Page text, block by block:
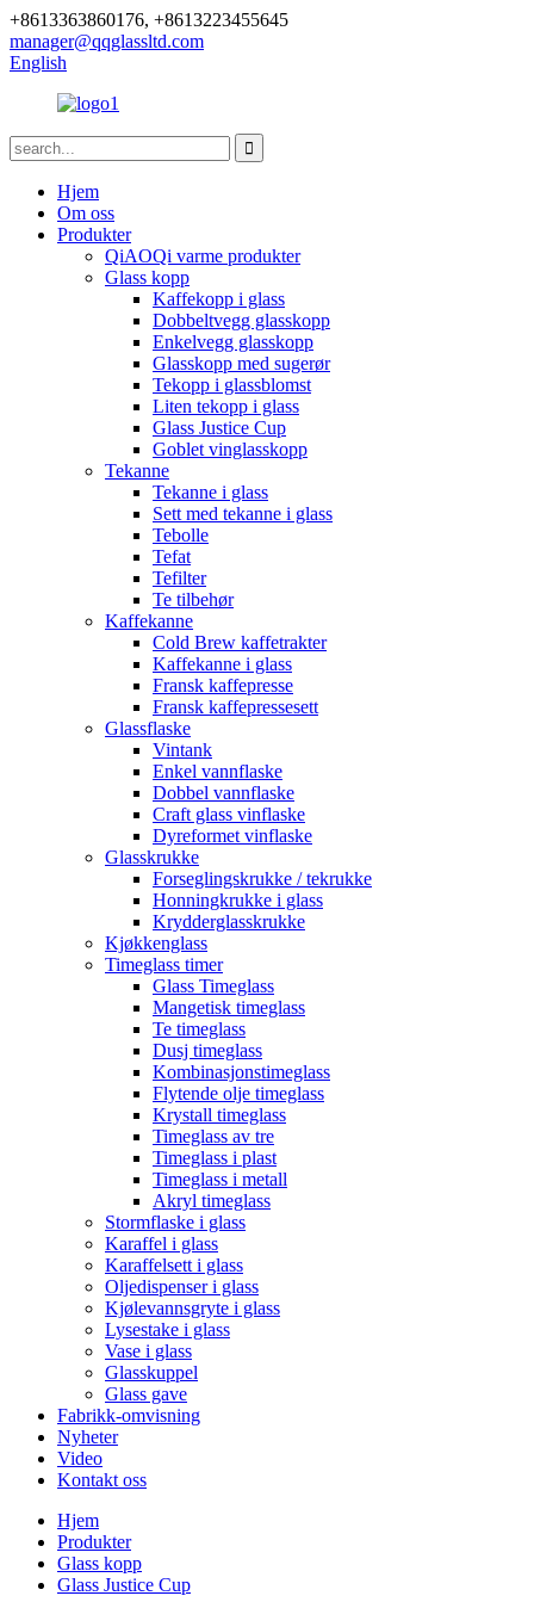
+8613363860176, +8613223455645
manager@qqglassltd.com
English
Hjem
Om oss
Produkter
QiAOQi varme produkter
Glass kopp
Kaffekopp i glass
Dobbeltvegg glasskopp
Enkelvegg glasskopp
Glasskopp med sugerør
Tekopp i glassblomst
Liten tekopp i glass
Glass Justice Cup
Goblet vinglasskopp
Tekanne
Tekanne i glass
Sett med tekanne i glass
Tebolle
Tefat
Tefilter
Te tilbehør
Kaffekanne
Cold Brew kaffetrakter
Kaffekanne i glass
Fransk kaffepresse
Fransk kaffepressesett
Glassflaske
Vintank
Enkel vannflaske
Dobbel vannflaske
Craft glass vinflaske
Dyreformet vinflaske
Glasskrukke
Forseglingskrukke / tekrukke
Honningkrukke i glass
Krydderglasskrukke
Kjøkkenglass
Timeglass timer
Glass Timeglass
Mangetisk timeglass
Te timeglass
Dusj timeglass
Kombinasjonstimeglass
Flytende olje timeglass
Krystall timeglass
Timeglass av tre
Timeglass i plast
Timeglass i metall
Akryl timeglass
Stormflaske i glass
Karaffel i glass
Karaffelsett i glass
Oljedispenser i glass
Kjølevannsgryte i glass
Lysestake i glass
Vase i glass
Glasskuppel
Glass gave
Fabrikk-omvisning
Nyheter
Video
Kontakt oss
Hjem
Produkter
Glass kopp
Glass Justice Cup